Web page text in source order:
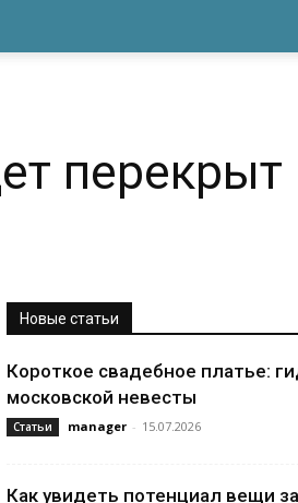
перекрыт
Новые статьи
Короткое свадебное платье:
московской невесты
Статьи manager - 15.07.2026
Как увидеть потенциал вещи за